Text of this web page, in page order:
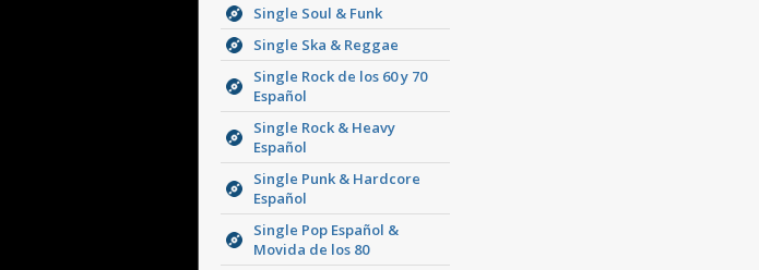
Single Soul & Funk
Single Ska & Reggae
Single Rock de los 60 y 70
Español
Single Rock & Heavy
Español
Single Punk & Hardcore
Español
Single Pop Español &
Movida de los 80